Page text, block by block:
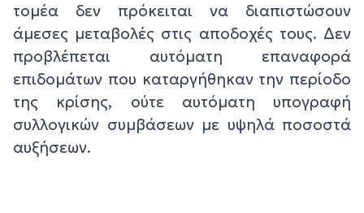
τομέα δεν πρόκειται να διαπιστώσουν
άμεσες μεταβολές στις αποδοχές τους. Δεν
προβλέπεται αυτόματη επαναφορά
επιδομάτων που καταργήθηκαν την περίοδο
της κρίσης, ούτε αυτόματη υπογραφή
συλλογικών συμβάσεων με υψηλά ποσοστά
αυξήσεων.